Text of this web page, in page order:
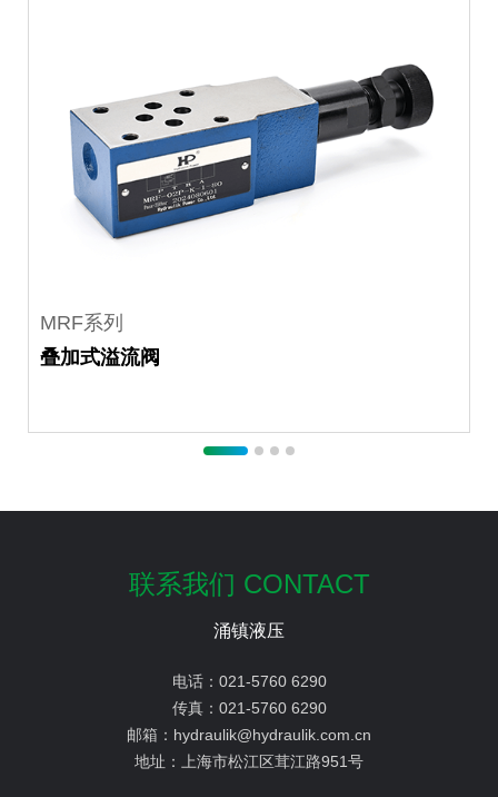
MRF系列
叠加式溢流阀
联系我们 CONTACT
涌镇液压
电话： 021-5760 6290
传真： 021-5760 6290
邮箱： hydraulik@hydraulik.com.cn
地址：
上海市松江区茸江路951号